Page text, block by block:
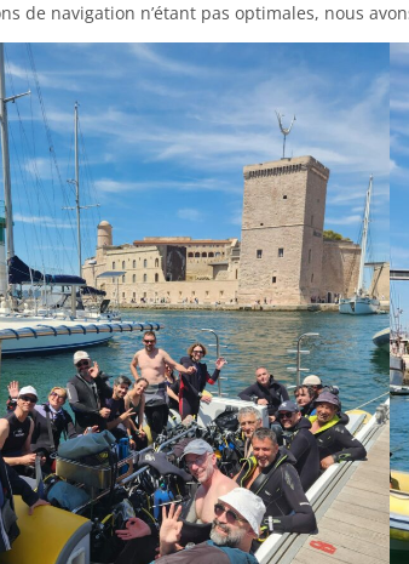
de navigation n’étant pas optimales, nous